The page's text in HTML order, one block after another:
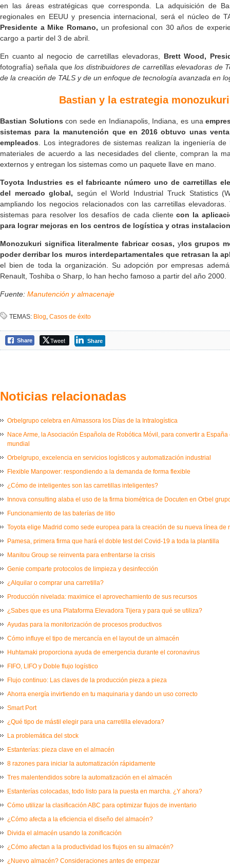
en las áreas estratégicas que corresponda. La adquisición de
regionales en EEUU y presencia internacional, será el núcleo de
Presidente a Mike Romano, un profesional con 30 años de
cargo a partir del 3 de abril.
En cuanto al negocio de carretillas elevadoras, Brett Wood,
fotografía) señala quelos distribuidores de carretillas elevadoras de
de la creación de TALS y de un enfoque de tecnología avanzada en
Bastian y la estrategia
Bastian Solutions con sede en Indianapolis, Indiana, es una
sistemas para la manutención que en 2016 obtuvo unas
empleados. Los integradores de sistemas realizan la ingeniería
materiales de acuerdo a las necesidades del cliente, compran la
externos y entregan los sistemas como un paquete llave en mano.
Toyota Industries es el fabricante número uno de carretillas
del mercado global, según el World Industrial Truck Statistics
ampliando los negocios relacionados con las carretillas
sistemas para resolver los desafíos de cada clientecon la
para lograr mejoras en los centros de logística y otras
Monozukuri significa literalmente fabricar cosas, ylos grupos
poder derribar los muros interdepartamentales que retrasan la
el bien de toda la organización. Su adopción por empresas
Renault, Toshiba o Sharp, lo han hecho famoso a partir del año 2000.
Fuente: Manutención y almacenaje
TEMAS: Blog, Casos de éxito
Share Tweet Share
Noticias relacionadas
Orbelgrupo celebra en Almassora los Días de la Intralogística
Nace Arme, la Asociación Española de Robótica Móvil, para convertir a
mundial
Orbelgrupo, excelencia en servicios logísticos y automatización industrial
Flexible Manpower: respondiendo a la demanda de forma flexible
¿Cómo de inteligentes son las carretillas inteligentes?
Innova consulting alaba el uso de la firma biométrica de Docuten en Orbel
Funcionamiento de las baterías de litio
Toyota elige Madrid como sede europea para la creación de su nueva línea de
Pamesa, primera firma que hará el doble test del Covid-19 a toda la plantilla
Manitou Group se reinventa para enfrentarse la crisis
Genie comparte protocolos de limpieza y desinfección
¿Alquilar o comprar una carretilla?
Producción nivelada: maximice el aprovechamiento de sus recursos
¿Sabes que es una Plataforma Elevadora Tijera y para qué se utiliza?
Ayudas para la monitorización de procesos productivos
Cómo influye el tipo de mercancía en el layout de un almacén
Huhtamaki proporciona ayuda de emergencia durante el coronavirus
FIFO, LIFO y Doble flujo logístico
Flujo continuo: Las claves de la producción pieza a pieza
Ahorra energía invirtiendo en tu maquinaria y dando un uso correcto
Smart Port
¿Qué tipo de mástil elegir para una carretilla elevadora?
La problemática del stock
Estanterías: pieza clave en el almacén
8 razones para iniciar la automatización rápidamente
Tres malentendidos sobre la automatización en el almacén
Estanterías colocadas, todo listo para la puesta en marcha. ¿Y ahora?
Cómo utilizar la clasificación ABC para optimizar flujos de inventario
¿Cómo afecta a la eficiencia el diseño del almacén?
Divida el almacén usando la zonificación
¿Cómo afectan a la productividad los flujos en su almacén?
¿Nuevo almacén? Consideraciones antes de empezar